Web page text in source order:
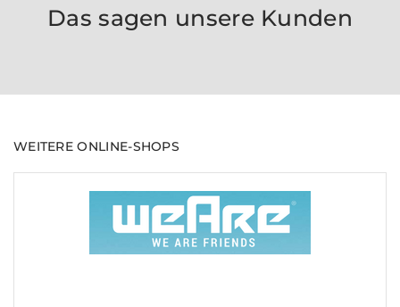
Das sagen unsere Kunden
WEITERE ONLINE-SHOPS